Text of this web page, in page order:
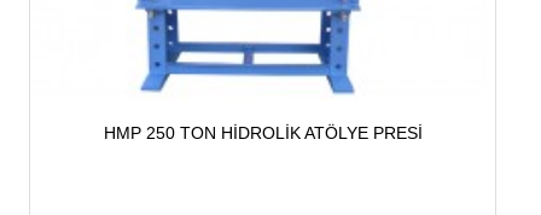
HMP 250 TON HİDROLİK ATÖLYE PRESİ